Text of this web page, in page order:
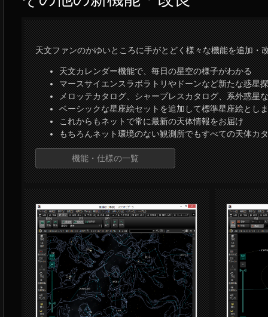
天文ファンのかゆいところに手がとどく様々な機能を追加・
天文カレンダー機能で、毎日の星空の様子がわかる
マースサイエンスラボラトリやドーンなど新たな惑星
メロッテカタログ、シャープレスカタログ、系外惑星
ベーシックな星座絵セットを追加して標準星座絵とし
これからもネットで常に最新の天体情報をお届け
もちろんネット環境のない観測所でもすべての天体カ
機能・仕様の一覧